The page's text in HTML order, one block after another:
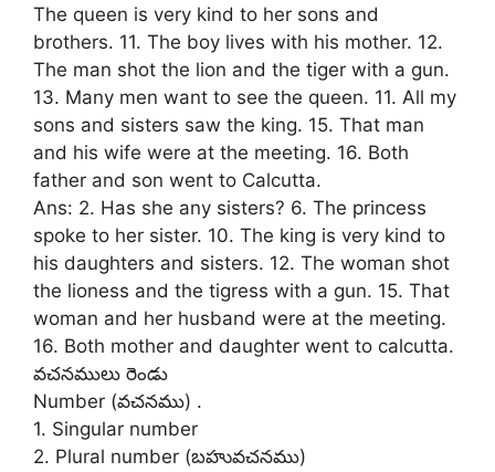
The queen is very kind to her sons and
brothers. 11. The boy lives with his mother. 12.
The man shot the lion and the tiger with a gun.
13. Many men want to see the queen. 11. All my
sons and sisters saw the king. 15. That man
and his wife were at the meeting. 16. Both
father and son went to Calcutta.
Ans: 2. Has she any sisters? 6. The princess
spoke to her sister. 10. The king is very kind to
his daughters and sisters. 12. The woman shot
the lioness and the tigress with a gun. 15. That
woman and her husband were at the meeting.
16. Both mother and daughter went to calcutta.
వచనములు రెండు
Number (వచనము) .
1. Singular number
2. Plural number (బహువచనము)